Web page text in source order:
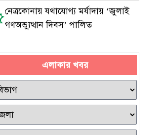
সাংবাদিককে মারধর
নেত্রকোনায় যথাযোগ্য মর্যাদায় ‘জুলাই
গণঅভ্যুত্থান দিবস’ পালিত
এলাকার খবর